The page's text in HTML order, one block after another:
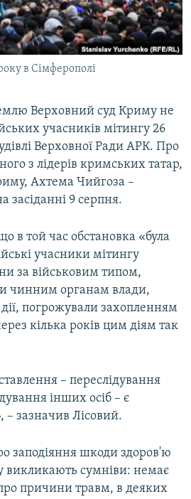
в Сімферополі
Верховний суд Криму не
учасників мітингу 26
Верховної Ради АРК. Про
з лідерів кримських татар,
Ахтема Чийгоза –
засіданні 9 серпня.
в той час обстановка «була
учасники мітингу
за військовим типом,
чинним органам влади,
погрожували захопленням
кілька років цим діям так
– переслідування
інших осіб – є
зазначив Лісовий.
заподіяння шкоди здоров'ю
викликають сумніви: немає
причини травм, в деяких